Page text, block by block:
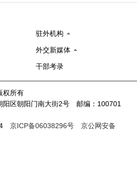
驻外机构
外交新媒体
干部考录
权所有
阳区朝阳门南大街2号 邮编：100701
京ICP备06038296号
京公网安备